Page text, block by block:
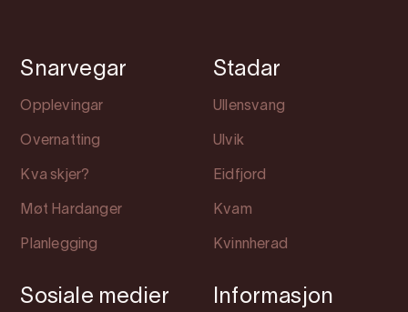
Snarvegar
Opplevingar
Overnatting
Kva skjer?
Møt Hardanger
Planlegging
Stadar
Ullensvang
Ulvik
Eidfjord
Kvam
Kvinnherad
Sosiale medier Informasjon